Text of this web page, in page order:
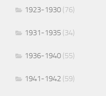
1923-1930 (76)
1931-1935 (34)
1936-1940 (55)
1941-1942 (59)